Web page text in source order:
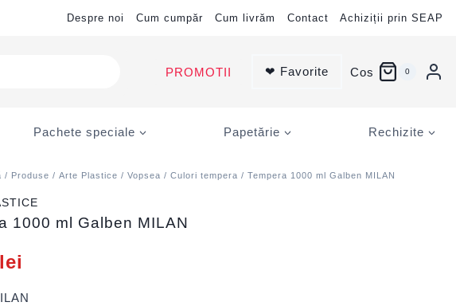
Despre noi Cum cumpăr Cum livrăm Contact Achiziții prin SEAP
PROMOTII ❤ Favorite Cos 0
Pachete speciale Papetărie Rechizite
/ Produse /Arte Plastice /Vopsea /Culori tempera / Tempera 1000 ml Galben MILAN
1000 ml Galben MILAN
lei